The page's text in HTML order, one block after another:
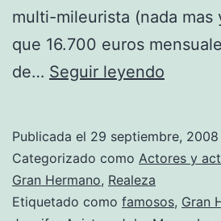
multi-mileurista (nada mas
que 16.700 euros
de… Seguir leyendo
Publicada el 29 septiembre, 2008
Categorizado como Actores y
Gran Hermano, Realeza
Etiquetado como famosos, Gran